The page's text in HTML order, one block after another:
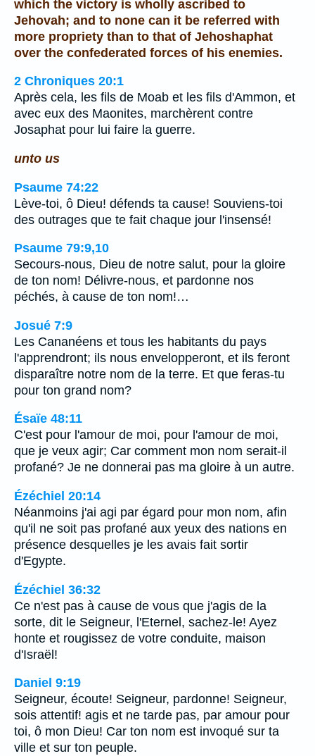
which the victory is wholly ascribed to
Jehovah; and to none can it be referred with
more propriety than to that of Jehoshaphat
over the confederated forces of his enemies.
2 Chroniques 20:1
Après cela, les fils de Moab et les fils d'Ammon, et
avec eux des Maonites, marchèrent contre
Josaphat pour lui faire la guerre.
unto us
Psaume 74:22
Lève-toi, ô Dieu! défends ta cause! Souviens-toi
des outrages que te fait chaque jour l'insensé!
Psaume 79:9,10
Secours-nous, Dieu de notre salut, pour la gloire
de ton nom! Délivre-nous, et pardonne nos
péchés, à cause de ton nom!…
Josué 7:9
Les Cananéens et tous les habitants du pays
l'apprendront; ils nous envelopperont, et ils feront
disparaître notre nom de la terre. Et que feras-tu
pour ton grand nom?
Ésaïe 48:11
C'est pour l'amour de moi, pour l'amour de moi,
que je veux agir; Car comment mon nom serait-il
profané? Je ne donnerai pas ma gloire à un autre.
Ézéchiel 20:14
Néanmoins j'ai agi par égard pour mon nom, afin
qu'il ne soit pas profané aux yeux des nations en
présence desquelles je les avais fait sortir
d'Egypte.
Ézéchiel 36:32
Ce n'est pas à cause de vous que j'agis de la
sorte, dit le Seigneur, l'Eternel, sachez-le! Ayez
honte et rougissez de votre conduite, maison
d'Israël!
Daniel 9:19
Seigneur, écoute! Seigneur, pardonne! Seigneur,
sois attentif! agis et ne tarde pas, par amour pour
toi, ô mon Dieu! Car ton nom est invoqué sur ta
ville et sur ton peuple.